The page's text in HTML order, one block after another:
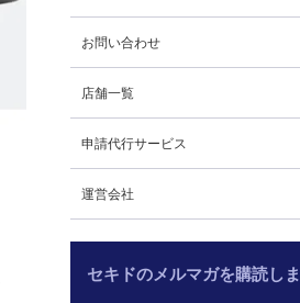
お問い合わせ
店舗一覧
申請代行サービス
運営会社
セキドのメルマガを購読し